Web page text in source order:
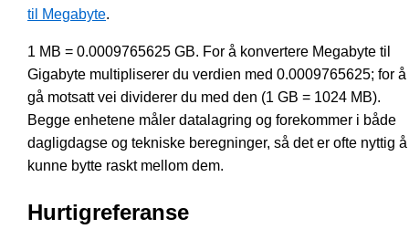
til Megabyte.
1 MB = 0.0009765625 GB. For å konvertere Megabyte til
Gigabyte multipliserer du verdien med 0.0009765625; for å
gå motsatt vei dividerer du med den (1 GB = 1024 MB).
Begge enhetene måler datalagring og forekommer i både
dagligdagse og tekniske beregninger, så det er ofte nyttig å
kunne bytte raskt mellom dem.
Hurtigreferanse